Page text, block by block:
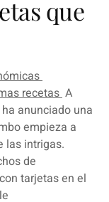
que
recetas A
anunciado una
empieza a
las intrigas.
de
tarjetas en el